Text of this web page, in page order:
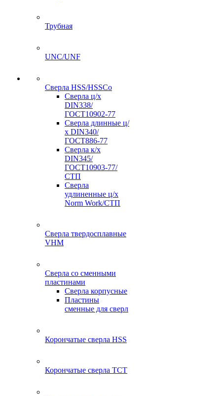
Трубная
UNC/UNF
Сверла HSS/HSSCo
Сверла ц/х
DIN338/
ГОСТ10902-77
Сверла длинные ц/
х DIN340/
ГОСТ886-77
Сверла к/х
DIN345/
ГОСТ10903-77/
СТП
Сверла
удлиненные ц/х
Norm Work/СТП
Сверла твердосплавные
VHM
Сверла со сменными
пластинами
Сверла корпусные
Пластины
сменные для сверл
Корончатые сверла HSS
Корончатые сверла TCT